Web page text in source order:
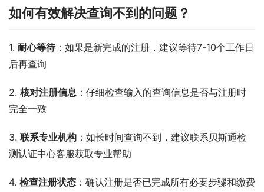
如何有效解决查询不到的问题？
1. 耐心等待：如果是新完成的注册，建议等待7-10个工作日
后再查询
2. 核对注册信息 ：仔细检查输入的查询信息是否与注册时
完全一致
3. 联系专业机构 ：如长时间查询不到，建议联系贝斯通检
测认证中心客服获取专业帮助
4. 检查注册状态 ：确认注册是否已完成所有必要步骤和缴费